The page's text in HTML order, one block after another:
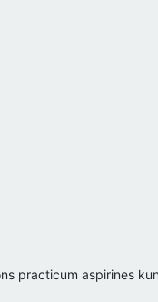
practicum aspirines